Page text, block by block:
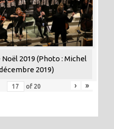
2019 (Photo : Michel
2019)
of 20 › »